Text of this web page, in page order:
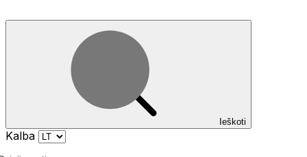
Ieškoti
Kalba